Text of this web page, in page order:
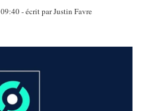
- écrit parJustin Favre